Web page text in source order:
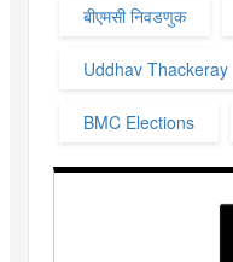
बीएमसी निवडणुक
Uddhav Thackeray
BMC Elections